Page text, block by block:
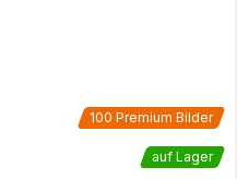
100 Premium Bilder
auf Lager